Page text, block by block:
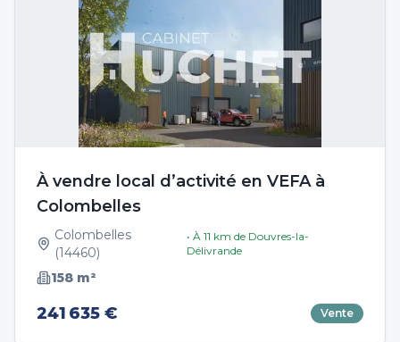
À vendre local d’activité en VEFA à
Colombelles
Colombelles
(14460)
• À11 km de Douvres-la-
Délivrande
158 m²
241 635 € Vente